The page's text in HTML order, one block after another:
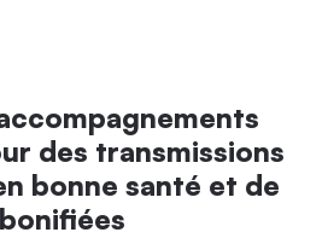
des transmissions
bonne santé et de